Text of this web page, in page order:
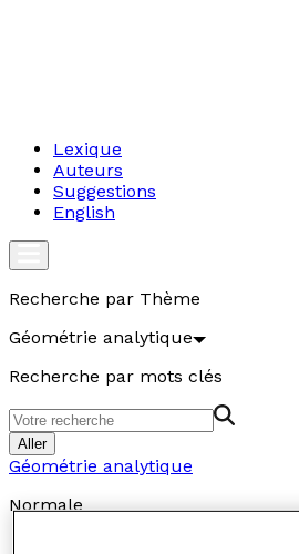
Lexique
Auteurs
Suggestions
English
Recherche par Thème
Géométrie analytique
Recherche par mots clés
Aller
Géométrie analytique
Normale